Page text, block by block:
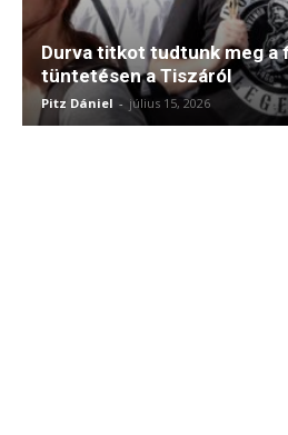
Durva titkot tudtunk meg a
tüntetésen a Tiszáról
Pitz Dániel - július 15, 2026